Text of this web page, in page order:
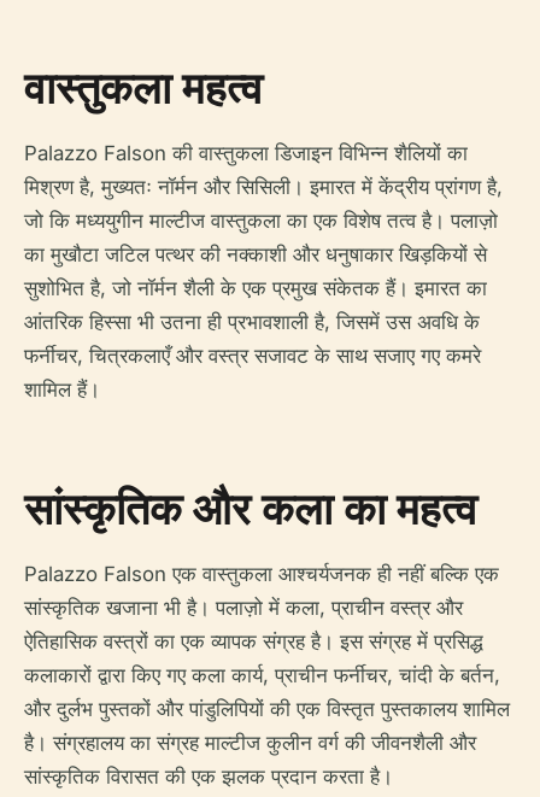
वास्तुकला महत्व
Palazzo Falson की वास्तुकला डिजाइन विभिन्न शैलियों का
मिश्रण है, मुख्यतः नॉर्मन और सिसिली। इमारत में केंद्रीय प्रांगण है,
जो कि मध्ययुगीन माल्टीज वास्तुकला का एक विशेष तत्व है। पलाज़ो
का मुखौटा जटिल पत्थर की नक्काशी और धनुषाकार खिड़कियों से
सुशोभित है, जो नॉर्मन शैली के एक प्रमुख संकेतक हैं। इमारत का
आंतरिक हिस्सा भी उतना ही प्रभावशाली है, जिसमें उस अवधि के
फर्नीचर, चित्रकलाएँ और वस्त्र सजावट के साथ सजाए गए कमरे
शामिल हैं।
सांस्कृतिक और कला का महत्व
Palazzo Falson एक वास्तुकला आश्चर्यजनक ही नहीं बल्कि एक
सांस्कृतिक खजाना भी है। पलाज़ो में कला, प्राचीन वस्त्र और
ऐतिहासिक वस्त्रों का एक व्यापक संग्रह है। इस संग्रह में प्रसिद्ध
कलाकारों द्वारा किए गए कला कार्य, प्राचीन फर्नीचर, चांदी के बर्तन,
और दुर्लभ पुस्तकों और पांडुलिपियों की एक विस्तृत पुस्तकालय शामिल
है। संग्रहालय का संग्रह माल्टीज कुलीन वर्ग की जीवनशैली और
सांस्कृतिक विरासत की एक झलक प्रदान करता है।